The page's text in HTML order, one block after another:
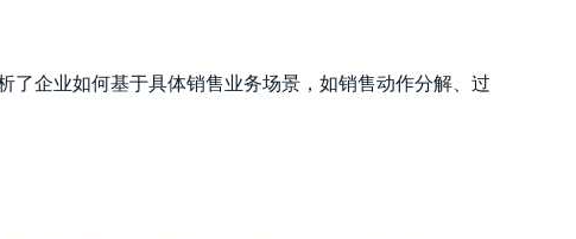
企业如何基于具体销售业务场景，如销售动作分解、过